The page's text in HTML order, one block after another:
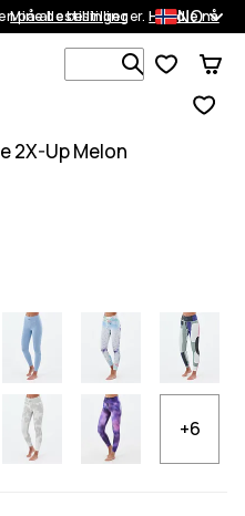
på alle bestillinger.Handle nå
Mine bestillinger NO
Søk blant 1
2X-Up Melon
+6